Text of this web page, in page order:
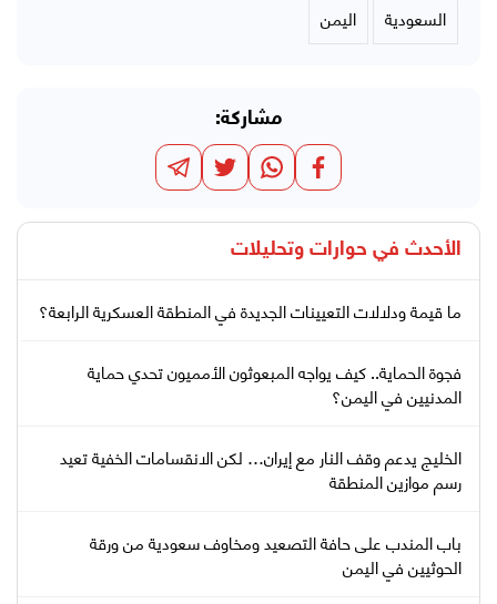
السعودية
اليمن
مشاركة:
الأحدث في حوارات وتحليلات
ما قيمة ودلالات التعيينات الجديدة في المنطقة العسكرية الرابعة؟
فجوة الحماية.. كيف يواجه المبعوثون الأمميون تحدي حماية
المدنيين في اليمن؟
الخليج يدعم وقف النار مع إيران… لكن الانقسامات الخفية تعيد
رسم موازين المنطقة
باب المندب على حافة التصعيد ومخاوف سعودية من ورقة
الحوثيين في اليمن